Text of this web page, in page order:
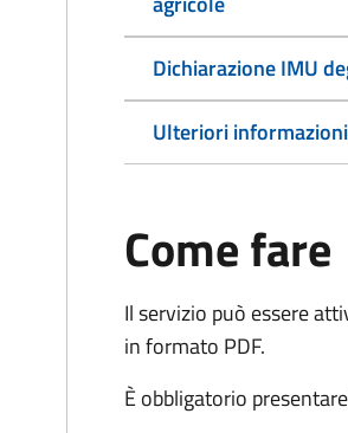
Dichiarazione IMU
Ulteriori informazioni
Come fare
Il servizio può essere
in formato PDF.
È obbligatorio